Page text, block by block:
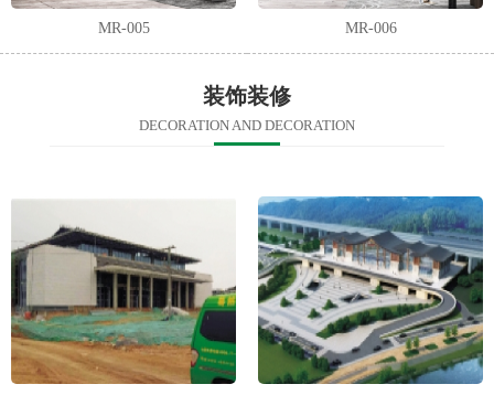
MR-005 MR-006
装饰装修
DECORATION AND DECORATION